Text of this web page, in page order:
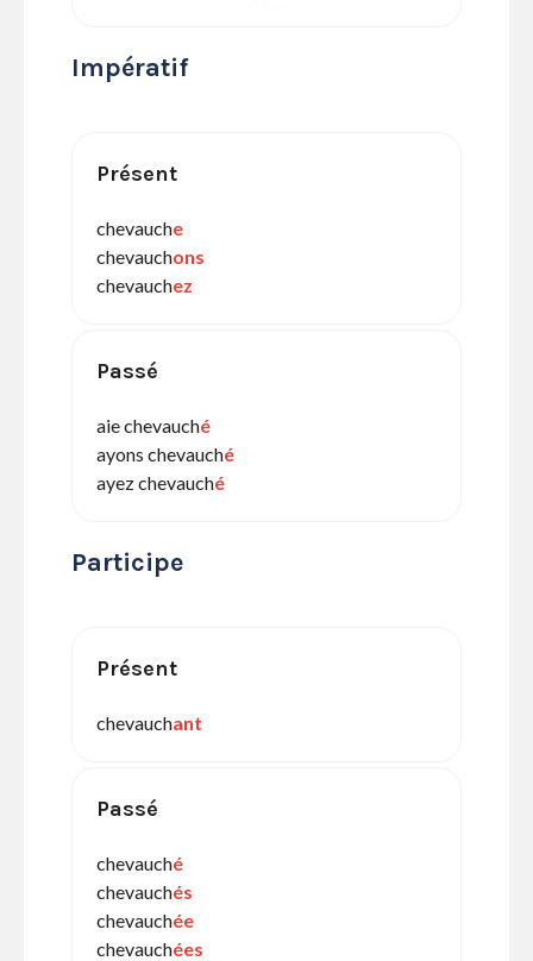
Impératif
Présent
chevauche
chevauchons
chevauchez
Passé
aie chevauché
ayons chevauché
ayez chevauché
Participe
Présent
chevauchant
Passé
chevauché
chevauchés
chevauchée
chevauchées